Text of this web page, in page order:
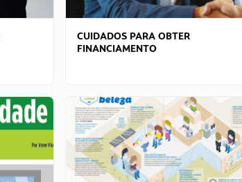
CUIDADOS PARA OBTER
FINANCIAMENTO